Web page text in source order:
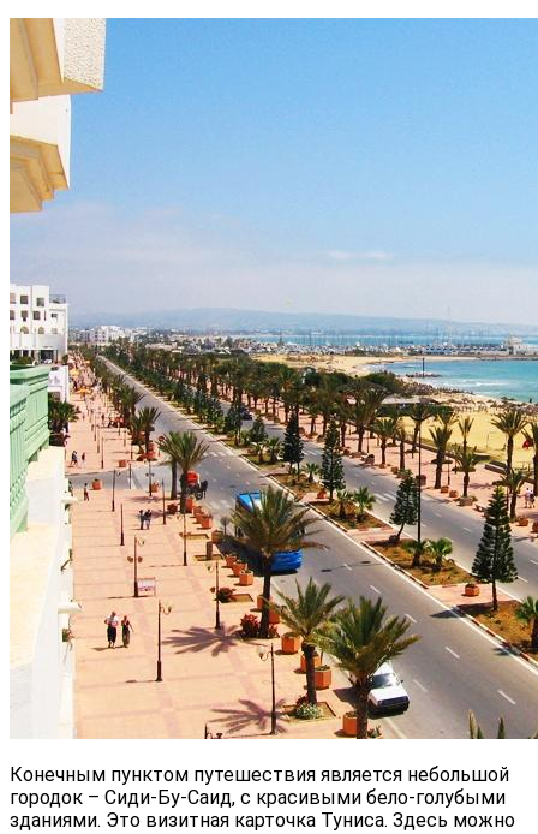
Конечным пунктом путешествия является небольшой
городок – Сиди-Бу-Саид, с красивыми бело-голубыми
зданиями. Это визитная карточка Туниса. Здесь можно